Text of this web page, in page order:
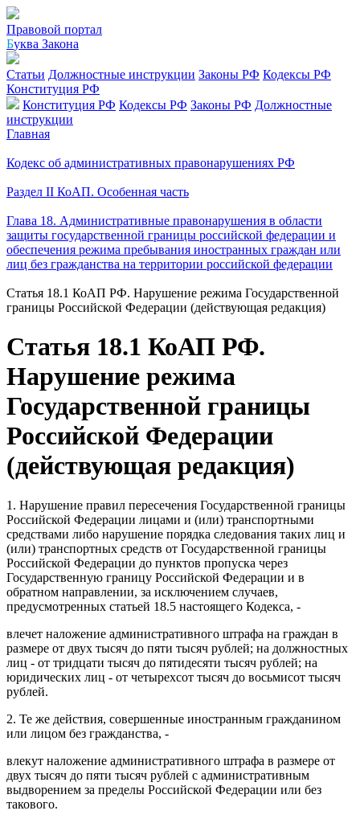
Правовой портал
Буква Закона
Статьи Должностные инструкции Законы РФ Кодексы РФ
Конституция РФ
Конституция РФ Кодексы РФ Законы РФ Должностные
инструкции
Главная
Кодекс об административных правонарушениях РФ
Раздел II КоАП. Особенная часть
Глава 18. Административные правонарушения в области
защиты государственной границы российской федерации и
обеспечения режима пребывания иностранных граждан или
лиц без гражданства на территории российской федерации
Статья 18.1 КоАП РФ. Нарушение режима Государственной
границы Российской Федерации (действующая редакция)
Статья 18.1 КоАП РФ.
Нарушение режима
Государственной границы
Российской Федерации
(действующая редакция)
1. Нарушение правил пересечения Государственной границы
Российской Федерации лицами и (или) транспортными
средствами либо нарушение порядка следования таких лиц и
(или) транспортных средств от Государственной границы
Российской Федерации до пунктов пропуска через
Государственную границу Российской Федерации и в
обратном направлении, за исключением случаев,
предусмотренных статьей 18.5 настоящего Кодекса, -
влечет наложение административного штрафа на граждан в
размере от двух тысяч до пяти тысяч рублей; на должностных
лиц - от тридцати тысяч до пятидесяти тысяч рублей; на
юридических лиц - от четырехсот тысяч до восьмисот тысяч
рублей.
2. Те же действия, совершенные иностранным гражданином
или лицом без гражданства, -
влекут наложение административного штрафа в размере от
двух тысяч до пяти тысяч рублей с административным
выдворением за пределы Российской Федерации или без
такового.